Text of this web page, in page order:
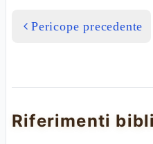
Pericope precedente
Riferimenti